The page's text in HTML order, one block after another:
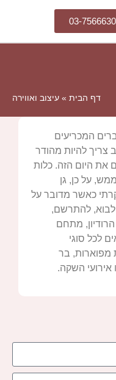
03-7566630
דף הבית » עיצוב ואווירה
המכריעים
צריך להיות מהודר
את היום הזה. כלות
על כן, גן
כאשר מדובר על
לבוא, להתרשם,
הרודיון, מתחם
לכל סוגי
מפוארות, בר
אירועי השקה.